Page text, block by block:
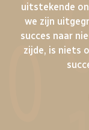
uitstekende
we zijn
succes naar
zijde, is niets